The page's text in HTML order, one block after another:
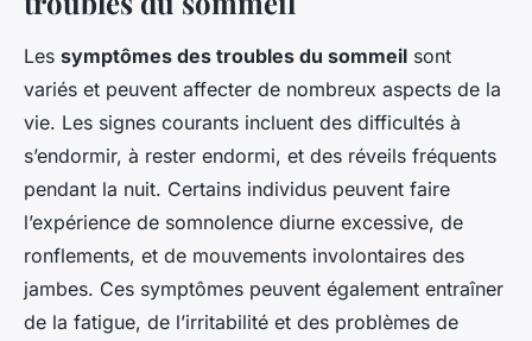
Les symptômes des troubles du sommeil sont
variés et peuvent affecter de nombreux aspects de la
vie. Les signes courants incluent des difficultés à
s’endormir, à rester endormi, et des réveils fréquents
pendant la nuit. Certains individus peuvent faire
l’expérience de somnolence diurne excessive, de
ronflements, et de mouvements involontaires des
jambes. Ces symptômes peuvent également entraîner
de la fatigue, de l’irritabilité et des problèmes de